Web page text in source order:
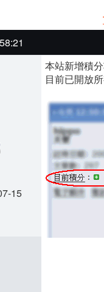
15
本站新增積
目前已開放